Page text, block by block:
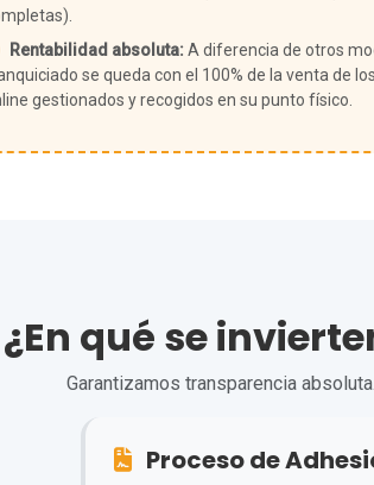
Rentabilidad absoluta:A diferencia de otros
se queda con el 100% de la venta de
gestionados y recogidos en su punto físico.
¿En qué se
Garantizamos transparencia
Proceso de